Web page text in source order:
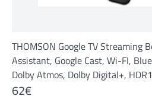
THOMSON Google TV Streaming
Assistant, Google Cast, Wi-FI,
Dolby Atmos, Dolby Digital+,
mémoire
62€